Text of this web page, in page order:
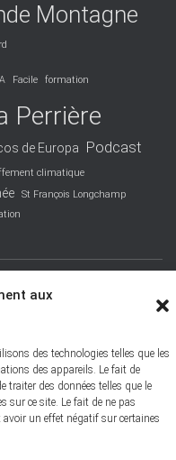
aux
des technologies telles que les
des appareils. Le fait de
traiter des données telles que le
sur ce site. Le fait de ne pas
un effet négatif sur certaines
Montagne
Facile formation
Perrière
de Europa Podcast
climatique
St François Longchamp
PERSONNELLES
ThemeIsle